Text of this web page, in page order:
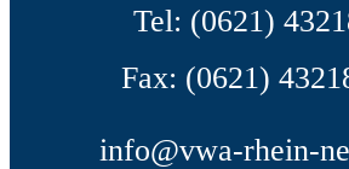
Tel: (0621)
Fax: (0621)
info@vwa-rhein-